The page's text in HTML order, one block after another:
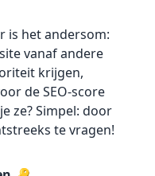
is het andersom:
vanaf andere
krijgen,
de SEO-score
ze? Simpel: door
te vragen!